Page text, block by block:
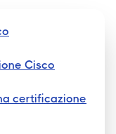
Cisco
certificazione